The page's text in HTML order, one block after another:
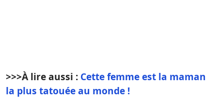
>>>À lire aussi : Cette femme est la maman
la plus tatouée au monde !